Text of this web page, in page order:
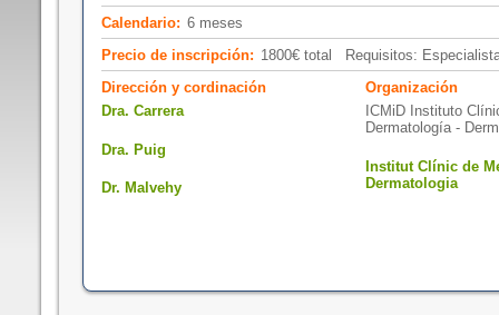
Calendario: 6 meses
Precio de inscripción: 1800€ total Requisitos:
Dirección y cordinación
Dra. Carrera
Dra. Puig
Dr. Malvehy
Organización
ICMiD Instituto
Dermatología -
Institut Clínic de
Dermatologia